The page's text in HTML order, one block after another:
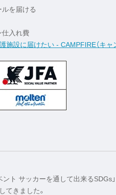
を届ける
仕入れ費
設に届けたい - CAMPFIRE（キャ
ト サッカーを通して出来るSDGs
てきました。